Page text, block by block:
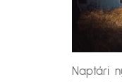
Naptári